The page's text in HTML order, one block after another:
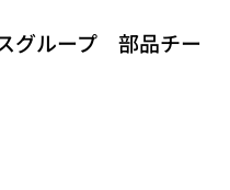
グループ 部品チー